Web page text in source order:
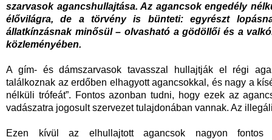
szarvasok agancshullajtása. Az agancsokengedély
élővilágra, de a törvény is bünteti: egyrészt
állatkínzásnak minősül – olvasható a gödöllői és a
közleményében.
A gím- és dámszarvasok tavasszal hullajtják el régi
találkoznak az erdőben elhagyott agancsokkal, és nagy a
nélküli trófeát”. Fontos azonban tudni, hogy ezek az
vadászatra jogosult szervezet tulajdonában vannak. Az
Ezen kívül az elhullajtott agancsok nagyon fontos